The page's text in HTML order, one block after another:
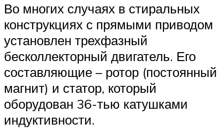
Во многих случаях в стиральных
конструкциях с прямыми приводом
установлен трехфазный
бесколлекторный двигатель. Его
составляющие – ротор (постоянный
магнит) и статор, который
оборудован 36-тью катушками
индуктивности.